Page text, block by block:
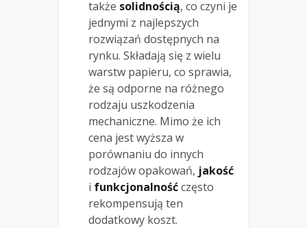
także solidnością, co czyni je
jednymi z najlepszych
rozwiązań dostępnych na
rynku. Składają się z wielu
warstw papieru, co sprawia,
że są odporne na różnego
rodzaju uszkodzenia
mechaniczne. Mimo że ich
cena jest wyższa w
porównaniu do innych
rodzajów opakowań, jakość
i funkcjonalnośćczęsto
rekompensują ten
dodatkowy koszt.